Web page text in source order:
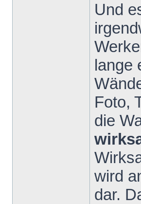
Und
lange
Foto,
die
wird
dar.